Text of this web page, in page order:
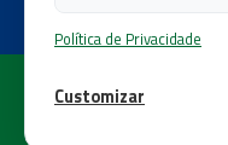
Copyright 2026 -
Política de Privacidade
Customizar